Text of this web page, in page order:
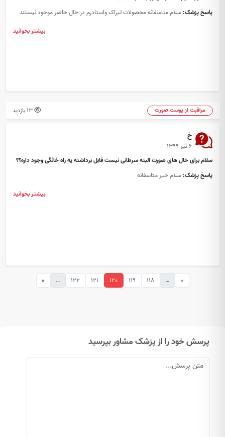
پاسخ پزشک: سلام متاسفانه محصولات لیراک واستادرم در حال حاضر موجود نیستند
بیشتر بخوانید
مراقبت از پوست صورت 13 بازدید
خ
۶ تیر ۱۳۹۹
سلام برای خال های صورت البته سرطانی نیست قابل برداشته یه راه خانگی وجود داره؟؟
پاسخ پزشک: سلام خیر متاسفانه
بیشتر بخوانید
«
…
118
119
120
121
122
…
»
پرسش خود را از پزشک مشاور بپرسید